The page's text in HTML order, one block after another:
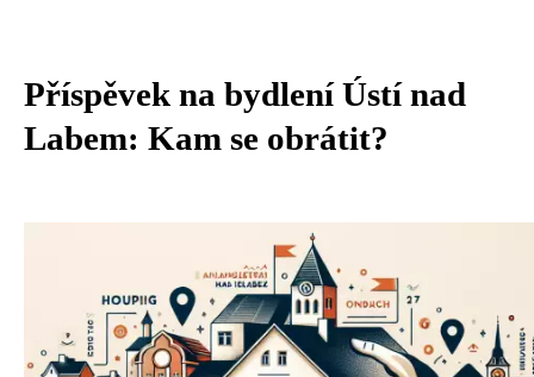
Příspěvek na bydlení Ústí nad
Labem: Kam se obrátit?